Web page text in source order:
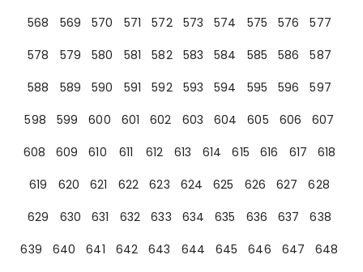
568
569 570 571 572 573 574 575 576
577
578
579 580 581 582 583 584 585 586
587
588
589 590 591 592 593 594 595 596
597
598
599 600 601 602 603 604 605 606
607
608
609 610 611 612 613 614 615 616 617
618
619
620 621 622 623 624 625 626 627
628
629
630 631 632 633 634 635 636 637
638
639
640 641 642 643 644 645 646 647
648